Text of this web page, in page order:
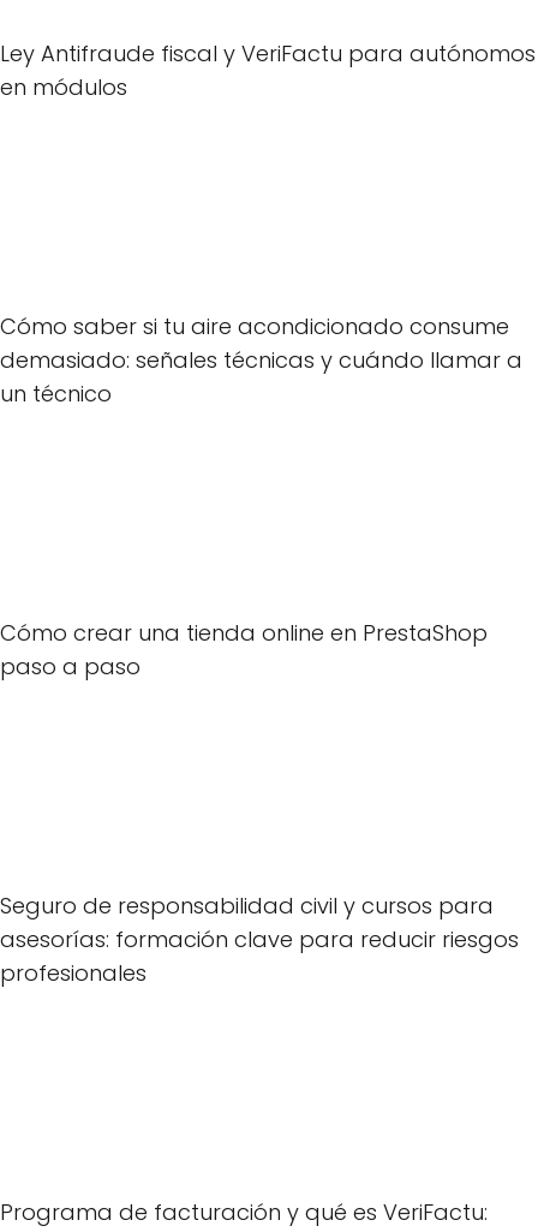
Ley Antifraude fiscal y VeriFactu para autónomos
en módulos
Cómo saber si tu aire acondicionado consume
demasiado: señales técnicas y cuándo llamar a
un técnico
Cómo crear una tienda online en PrestaShop
paso a paso
Seguro de responsabilidad civil y cursos para
asesorías: formación clave para reducir riesgos
profesionales
Programa de facturación y qué es VeriFactu: